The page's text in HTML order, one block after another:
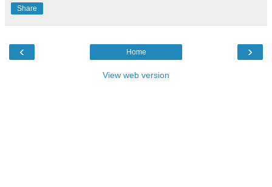
Share
‹ ›
Home
View web version